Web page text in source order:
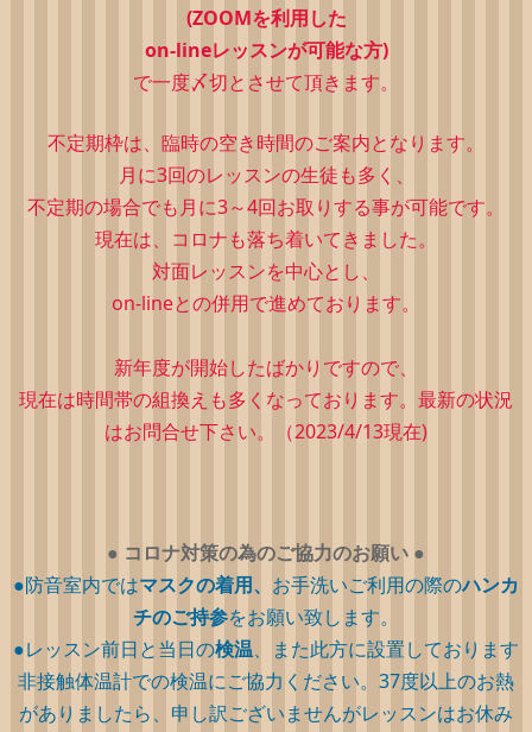
(ZOOMを利用した
on-lineレッスンが可能な方)
で一度〆切とさせて頂きます。
不定期枠は、 臨時の空き時間のご案内となります。
月に3回のレッスンの生徒も多く、
不定期の場合でも月に3～4回お取りする事が可能です。
現在は、コロナも落ち着いてきました。
対面レッスンを中心とし、
on-lineとの併用で進めております。
新年度が開始したばかりですので、
現在は時間帯の組換えも多くなっております。最新の状況
はお問合せ下さい。（2023/4/13現在)
● コロナ対策の為のご協力のお願い ●
●防音室内ではマスクの着用、 お手洗いご利用の際のハンカ
チのご持参をお願い致します。
●レッスン前日と当日の検温、また此方に設置しております
非接触体温計での検温にご協力ください。37度以上のお熱
がありましたら、申し訳ございませんがレッスンはお休み